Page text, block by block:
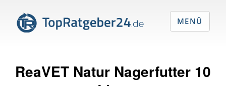
ReaVET Natur Nagerfutter 10
MENÜ